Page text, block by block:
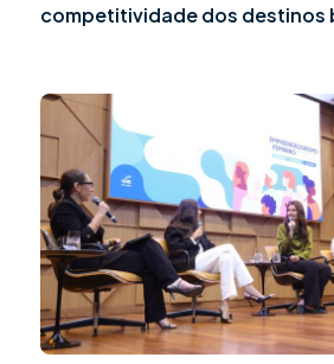
competitividade dos destinos